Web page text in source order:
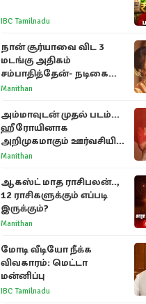
IBC Tamilnadu
நான் சூர்யாவை விட 3
மடங்கு அதிகம்
சம்பாதித்தேன்- நடிகை
ஜோதிகா
Manithan
அம்மாவுடன் முதல் படம்...
ஹீரோயினாக
அறிமுகமாகும் ஊர்வசியின்
மகள் தேஜலட்சுமி!
Manithan
ஆகஸ்ட் மாத ராசிபலன்..,
12 ராசிகளுக்கும் எப்படி
இருக்கும்?
Manithan
மோடி வீடியோ நீக்க
விவகாரம்: மெட்டா
மன்னிப்பு
IBC Tamilnadu